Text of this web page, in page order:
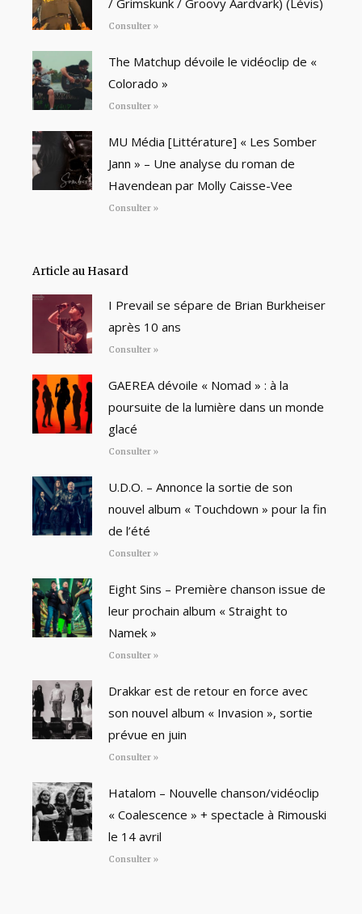
Consulter »
The Matchup dévoile le vidéoclip de «
Colorado »
Consulter »
MU Média [Littérature] « Les Somber
Jann » – Une analyse du roman de
Havendean par Molly Caisse-Vee
Consulter »
Article au Hasard
I Prevail se sépare de Brian Burkheiser
après 10 ans
Consulter »
GAEREA dévoile « Nomad » : à la
poursuite de la lumière dans un monde
glacé
Consulter »
U.D.O. – Annonce la sortie de son
nouvel album « Touchdown » pour la fin
de l’été
Consulter »
Eight Sins – Première chanson issue de
leur prochain album « Straight to
Namek »
Consulter »
Drakkar est de retour en force avec
son nouvel album « Invasion », sortie
prévue en juin
Consulter »
Hatalom – Nouvelle chanson/vidéoclip
« Coalescence » + spectacle à Rimouski
le 14 avril
Consulter »